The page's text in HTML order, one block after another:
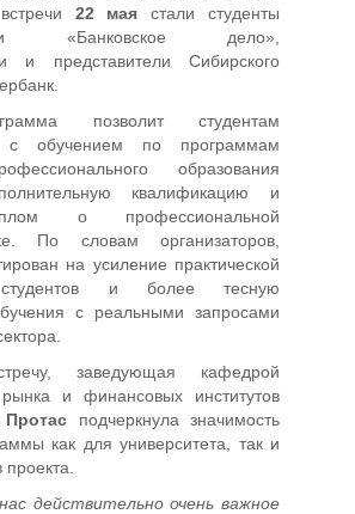
22 мая стали студенты
«Банковское дело»,
и представители Сибирского
позволит студентам
с обучением по программам
образования
квалификацию и
о профессиональной
По словам организаторов,
на усиление практической
студентов и более тесную
с реальными запросами
заведующая кафедрой
и финансовых институтов
подчеркнула значимость
как для университета, так и
действительно очень важное